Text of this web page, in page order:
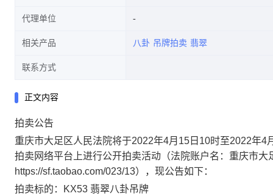
代理单位
相关产品 八卦 吊牌拍卖 翡翠
联系方式
正文内容
拍卖公告
重庆市大足区人民法院将于2022年4月15日10时至2022年
拍卖网络平台上进行公开拍卖活动（法院账户名：重庆市大
https://sf.taobao.com/023/13），现公告如下：
拍卖标的：KX53 翡翠八卦吊牌